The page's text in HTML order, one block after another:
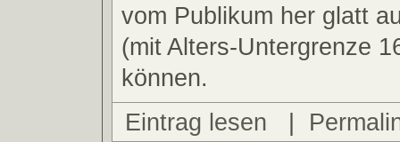
vom Publikum her glatt
(mit Alters-Untergrenze
können.
Eintrag lesen
|